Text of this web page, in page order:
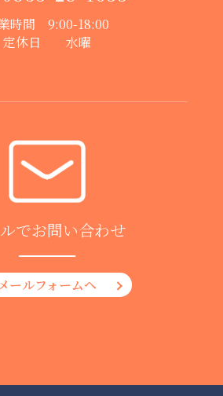
時間 9:00-18:00
定休日 水曜
でお問い合わせ
ールフォームへ